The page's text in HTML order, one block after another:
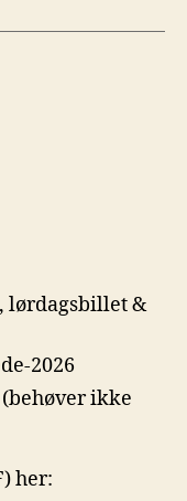
&
2026
ikke
her: